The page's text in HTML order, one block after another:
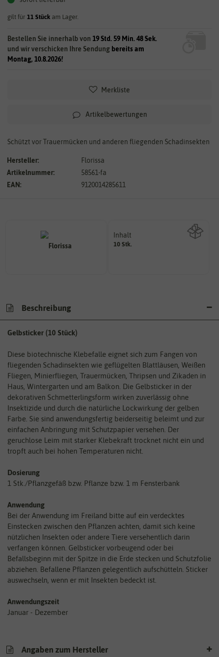
gilt für 11 Stück am Lager.
Bestellen Sie innerhalb von 19 Std. 59 Min. 47 Sek.
und wir verschicken Ihre Sendung bereits am
Montag, 10.8.2026!
Merkliste
Artikelbewertungen
Schützt vor Trauermücken und anderen fliegenden Schadinsekten
Hersteller:
Florissa
Artikelnummer:
58561-fa
EAN:
9120014285611
Inhalt
10 Stk.Wie viel ist enthalten
Beschreibung
Gelbsticker (10 Stück)
Diese biotechnische Klebefalle eignet sich zum Fangen von
fliegenden Schadinsekten wie geflügelten Blattläusen, Weißen
Fliegen, Minierfliegen, Trauermücken, Thripsen und Zikaden in
Haus, Wintergarten und am Balkon. Die Gelbsticker in der
dekorativen Schmetterlingsform wirken zuverlässig ohne
Insektizide und durch die natürliche Lockwirkung der gelben
Farbe. Sie sind anwendungsfertig beiderseitig beleimt und zur
einfachen Anbringung mit Schutzpapier versehen. Der
geruchlose Leim mit starker Klebekraft trocknet nicht ein und
tropft auch bei hohen Temperaturen nicht.
Dosierung
1 Stk./Pflanzgefäß bzw. Pflanze bzw. 1 m Fensterbank
Anwendung
Bei der Anwendung im Freiland bitte auf ein verdecktes
Einstecken zwischen den Pflanzen achten, damit sich keine
nützlichen Insekten oder andere Tiere versehentlich darin
verfangen können. Gelbsticker vorbeugend oder bei
Befallsbeginn mit der Spitze in die Erde stecken und Schutzfolie
abziehen. Befallene Pflanzen gelegentlich aufschütteln. Sticker
auswechseln, wenn er mit Insekten bedeckt ist.
Anwendungszeit
Januar - Dezember
Angaben zum Hersteller